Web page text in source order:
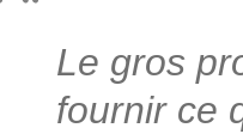
Le gros
fournir ce